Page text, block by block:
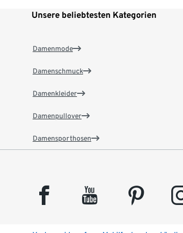
Unsere beliebtesten Kategorien
Damenmode
Damenschmuck
Damenkleider
Damenpullover
Damensporthosen
facebook youtube pinterest